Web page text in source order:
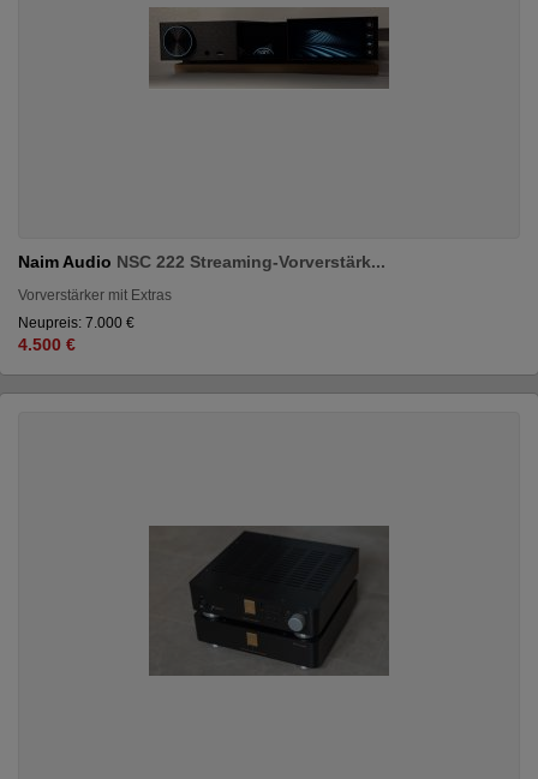
Naim Audio NSC 222 Streaming-Vorverstärk...
Vorverstärker mit Extras
Neupreis: 7.000 €
4.500 €